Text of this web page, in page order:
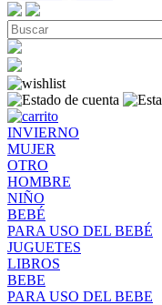
INVIERNO
MUJER
OTRO
HOMBRE
NIÑO
BEBÉ
PARA USO DEL BEBÉ
JUGUETES
LIBROS
BEBE
PARA USO DEL BEBE